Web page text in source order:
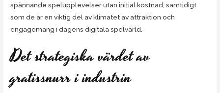
spännande spelupplevelser utan initial kostnad, samtidigt
som de är en viktig del av klimatet av attraktion och
engagemang i dagens digitala spelvärld.
Det strategiska värdet av
gratissnurr i industrin